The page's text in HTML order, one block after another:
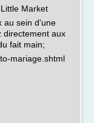
Market
au sein d'une
directement aux
fait main;
mariage.shtml